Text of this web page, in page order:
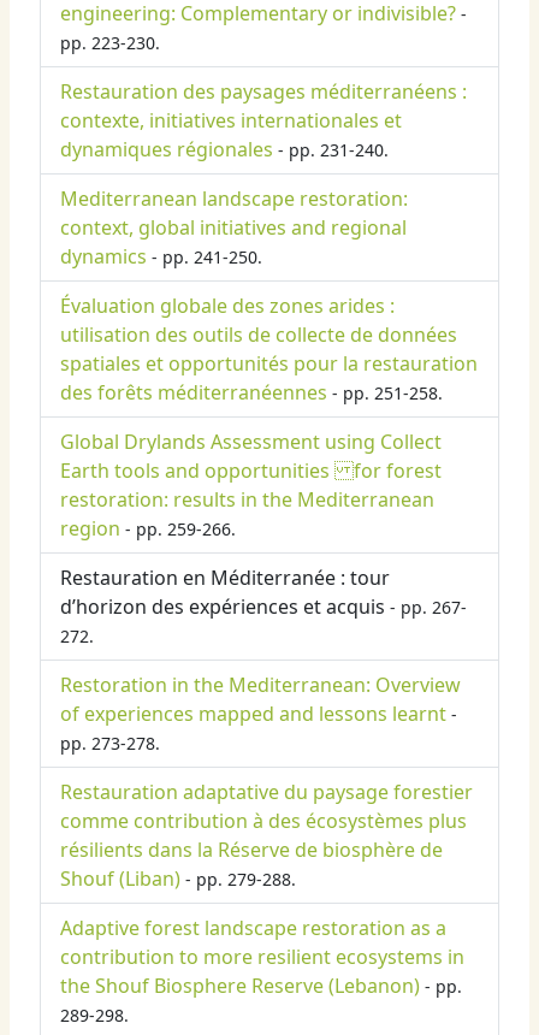
engineering: Complementary or indivisible? -
pp. 223-230.
Restauration des paysages méditerranéens :
contexte, initiatives internationales et
dynamiques régionales - pp. 231-240.
Mediterranean landscape restoration:
context, global initiatives and regional
dynamics - pp. 241-250.
Évaluation globale des zones arides :
utilisation des outils de collecte de données
spatiales et opportunités pour la restauration
des forêts méditerranéennes - pp. 251-258.
Global Drylands Assessment using Collect
Earth tools and opportunities for forest
restoration: results in the Mediterranean
region - pp. 259-266.
Restauration en Méditerranée : tour
d’horizon des expériences et acquis - pp. 267-
272.
Restoration in the Mediterranean: Overview
of experiences mapped and lessons learnt -
pp. 273-278.
Restauration adaptative du paysage forestier
comme contribution à des écosystèmes plus
résilients dans la Réserve de biosphère de
Shouf (Liban) - pp. 279-288.
Adaptive forest landscape restoration as a
contribution to more resilient ecosystems in
the Shouf Biosphere Reserve (Lebanon) - pp.
289-298.